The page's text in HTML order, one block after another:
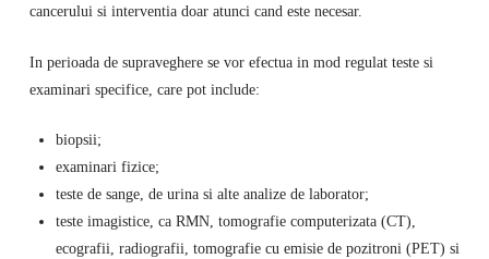
cancerului si interventia doar atunci cand este necesar.
In perioada de supraveghere se vor efectua in mod regulat teste si
examinari specifice, care pot include:
biopsii;
examinari fizice;
teste de sange, de urina si alte analize de laborator;
teste imagistice, ca RMN, tomografie computerizata (CT),
ecografii, radiografii, tomografie cu emisie de pozitroni (PET) si